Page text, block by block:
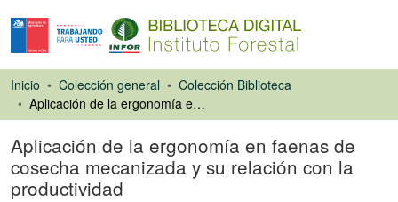
Inicio Colección general
Colección Biblioteca
Aplicación de la ergonomía en faenas de cosecha mecanizada y su relación con la productividad
Aplicación de la ergonomía en faenas de
cosecha mecanizada y su relación con la
productividad